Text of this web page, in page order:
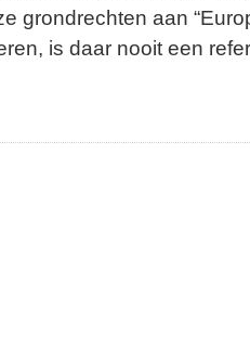
grondrechten aan
is daar nooit een